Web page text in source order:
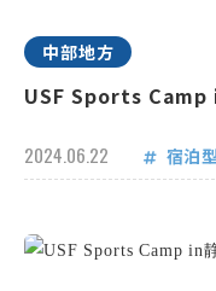
中部地方
USF Sports
2024.06.22 宿泊